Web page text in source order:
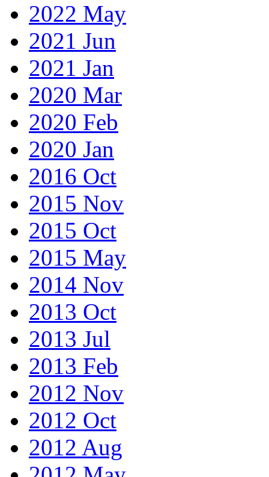
2022 May
2021 Jun
2021 Jan
2020 Mar
2020 Feb
2020 Jan
2016 Oct
2015 Nov
2015 Oct
2015 May
2014 Nov
2013 Oct
2013 Jul
2013 Feb
2012 Nov
2012 Oct
2012 Aug